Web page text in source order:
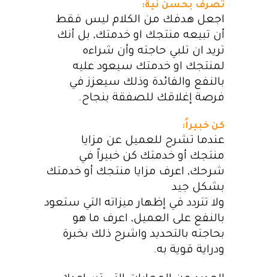
تصرف بحسن نية:
اجعل هدفك من الكلام ليس فقط
أن تبيعه منتجك او خدمتك, بل أنك
تريد ان تلبي حاجته وأن شراءه
لمنتجك او خدمتك سيعود عليه
بالنفع والفائدة وذلك سيعزز في
فرصة إغلاقك للصفقة بنجاح.
كن خبيراً:
عندما تشرح للعميل عن مزايا
منتجك أو خدمتك كن خبيراً في
شرحك, اعرف مزايا منتجك أو خدمتك
بشكل جيد
ولا تتردد في إظهار ميزاته التي ستعود
بالنفع على العميل, اعرف ما هو
بحاجته بالتحديد واشرح ذلك بخبرة
ودراية قوية به.